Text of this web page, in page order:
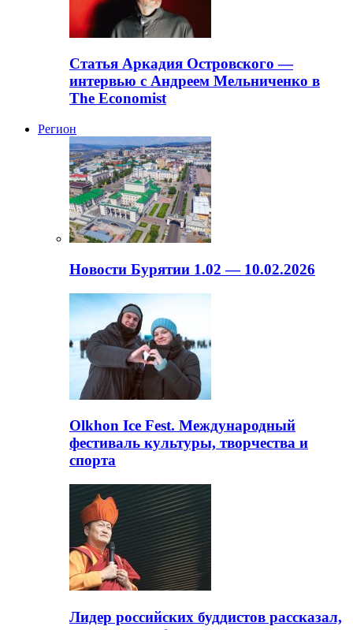
Статья Аркадия Островского —
интервью с Андреем Мельниченко в
The Economist
Регион
Новости Бурятии 1.02 — 10.02.2026
Olkhon Ice Fest. Международный
фестиваль культуры, творчества и
спорта
Лидер российских буддистов рассказал,